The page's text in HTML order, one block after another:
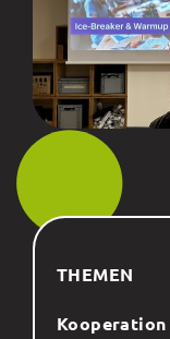
THEMEN
Kooperation